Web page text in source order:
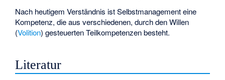
Nach heutigem Verständnis ist Selbstmanagement eine
Kompetenz, die aus verschiedenen, durch den Willen
(Volition) gesteuerten Teilkompetenzen besteht.
Literatur